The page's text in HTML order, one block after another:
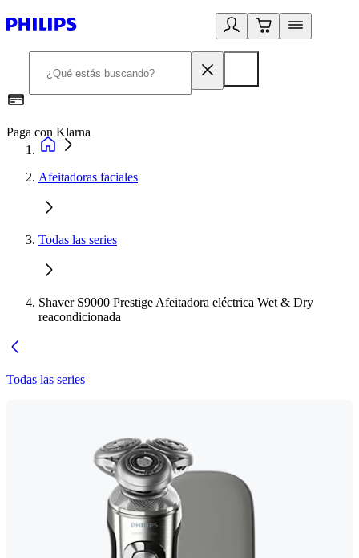
Paga con Klarna
Afeitadoras faciales
Todas las series
Shaver S9000 Prestige Afeitadora eléctrica Wet & Dry
reacondicionada
Todas las series